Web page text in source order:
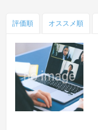
評価順 オススメ順